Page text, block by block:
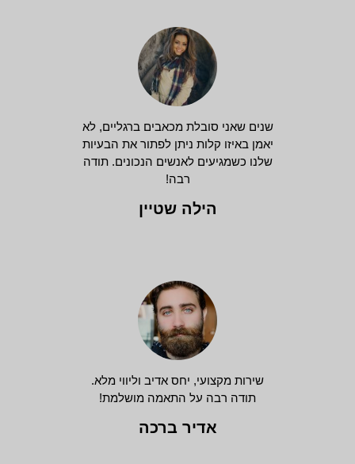
שנים שאני סובלת מכאבים ברגליים, לא
יאמן באיזו קלות ניתן לפתור את הבעיות
שלנו כשמגיעים לאנשים הנכונים. תודה
רבה!
הילה שטיין
שירות מקצועי, יחס אדיב וליווי מלא.
תודה רבה על התאמה מושלמת!
אדיר ברכה